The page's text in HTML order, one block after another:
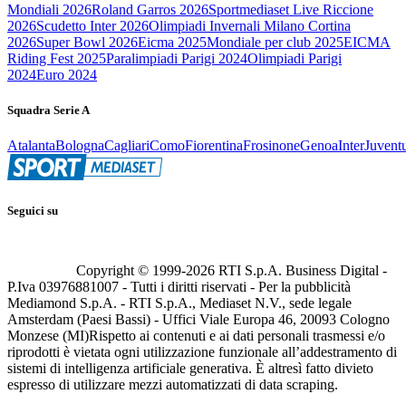
Mondiali 2026Roland Garros 2026Sportmediaset Live Riccione
2026Scudetto Inter 2026Olimpiadi Invernali Milano Cortina
2026Super Bowl 2026Eicma 2025Mondiale per club 2025EICMA
Riding Fest 2025Paralimpiadi Parigi 2024Olimpiadi Parigi
2024Euro 2024
Squadra Serie A
AtalantaBolognaCagliariComoFiorentinaFrosinoneGenoaInter
Seguici su
Copyright © 1999-2026 RTI S.p.A. Business Digital -
P.Iva 03976881007 - Tutti i diritti riservati - Per la pubblicità
Mediamond S.p.A. - RTI S.p.A., Mediaset N.V., sede legale
Amsterdam (Paesi Bassi) - Uffici Viale Europa 46, 20093 Cologno
Monzese (MI)Rispetto ai contenuti e ai dati personali trasmessi e/o
riprodotti è vietata ogni utilizzazione funzionale all’addestramento di
sistemi di intelligenza artificiale generativa. È altresì fatto divieto
espresso di utilizzare mezzi automatizzati di data scraping.